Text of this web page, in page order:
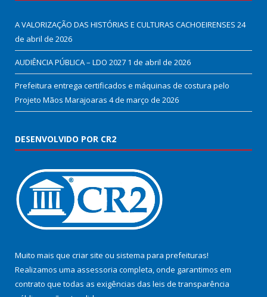
A VALORIZAÇÃO DAS HISTÓRIAS E CULTURAS CACHOEIRENSES 24
de abril de 2026
AUDIÊNCIA PÚBLICA – LDO 2027 1 de abril de 2026
Prefeitura entrega certificados e máquinas de costura pelo
Projeto Mãos Marajoaras 4 de março de 2026
DESENVOLVIDO POR CR2
Muito mais que criar site ou sistema para prefeituras!
Realizamos uma assessoria completa, onde garantimos em
contrato que todas as exigências das leis de transparência